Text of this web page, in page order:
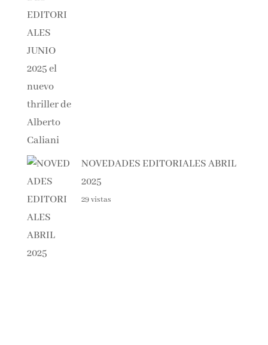
NOVEDADES EDITORIALES ABRIL
2025
29 vistas